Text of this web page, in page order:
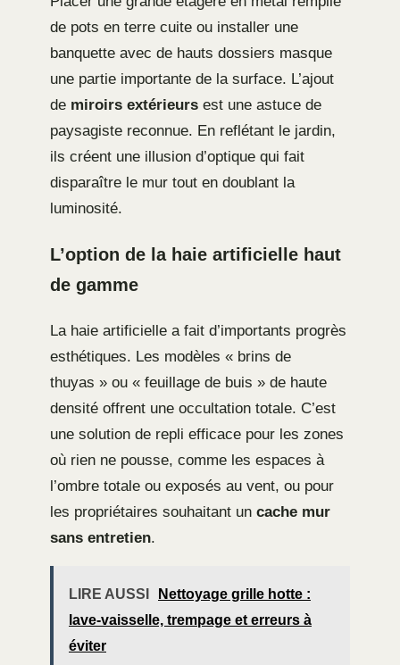
de pots en terre cuite ou installer une
banquette avec de hauts dossiers masque
une partie importante de la surface. L’ajout
de miroirs extérieurs est une astuce de
paysagiste reconnue. En reflétant le jardin,
ils créent une illusion d’optique qui fait
disparaître le mur tout en doublant la
luminosité.
L’option de la haie artificielle haut
de gamme
La haie artificielle a fait d’importants progrès
esthétiques. Les modèles « brins de
thuyas » ou « feuillage de buis » de haute
densité offrent une occultation totale. C’est
une solution de repli efficace pour les zones
où rien ne pousse, comme les espaces à
l’ombre totale ou exposés au vent, ou pour
les propriétaires souhaitant un cache mur
sans entretien.
LIRE AUSSI
Nettoyage grille hotte :
lave-vaisselle, trempage et erreurs à
éviter